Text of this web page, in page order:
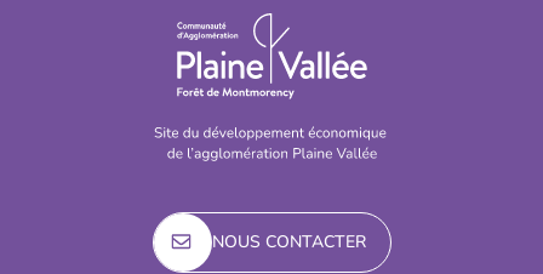
NOUS CONTACTER